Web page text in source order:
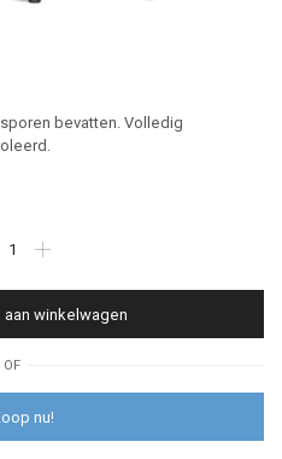
bevatten. Volledig
winkelwagen
OF
nu!